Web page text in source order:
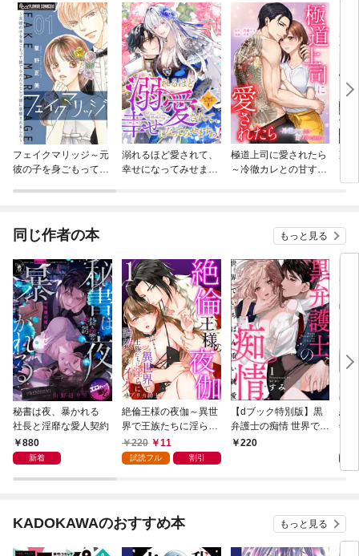
フェイクマリッジ～元
彼の子を身ごもって捨
溺れるほど愛されて、
幸せになってみせます
極道上司に愛されたら
～冷徹カレとの甘すぎ
薬
同じ作者の本 もっと見る
秘書は夜、暴かれる
社長と淫靡な愛人契約
880
新着
絶倫王様の夜伽～異世
界で王族たちに淫らに
調教されてイク1
220 11
試読フル 割引
【dブック特別版】黒
弁護士の痴情 世界でい
ちばん重い純愛（分冊
220
恋
年
KADOKAWAのおすすめ本 もっと見る